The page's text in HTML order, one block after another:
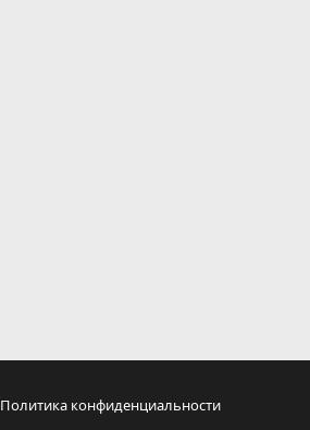
Политика конфиденциальности